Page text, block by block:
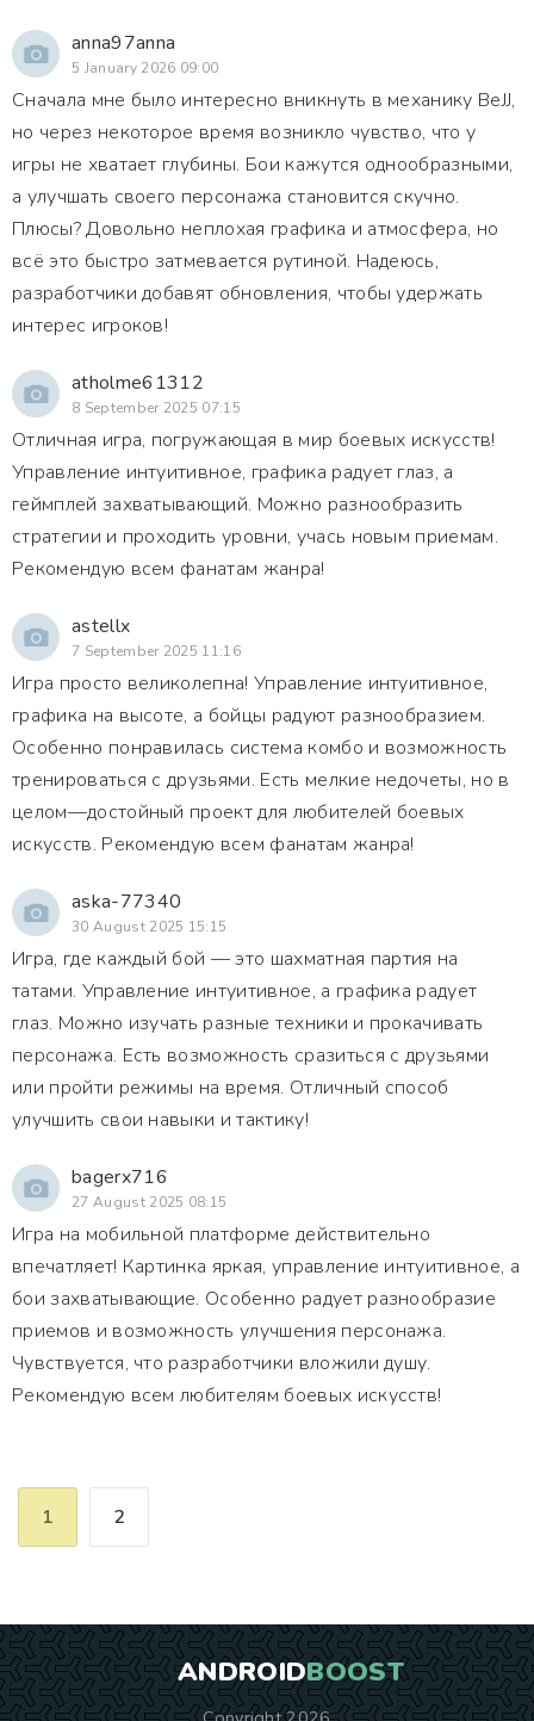
anna97anna
5 January 2026 09:00
Сначала мне было интересно вникнуть в механику BeJJ,
но через некоторое время возникло чувство, что у
игры не хватает глубины. Бои кажутся однообразными,
а улучшать своего персонажа становится скучно.
Плюсы? Довольно неплохая графика и атмосфера, но
всё это быстро затмевается рутиной. Надеюсь,
разработчики добавят обновления, чтобы удержать
интерес игроков!
atholme61312
8 September 2025 07:15
Отличная игра, погружающая в мир боевых искусств!
Управление интуитивное, графика радует глаз, а
геймплей захватывающий. Можно разнообразить
стратегии и проходить уровни, учась новым приемам.
Рекомендую всем фанатам жанра!
astellx
7 September 2025 11:16
Игра просто великолепна! Управление интуитивное,
графика на высоте, а бойцы радуют разнообразием.
Особенно понравилась система комбо и возможность
тренироваться с друзьями. Есть мелкие недочеты, но в
целом—достойный проект для любителей боевых
искусств. Рекомендую всем фанатам жанра!
aska-77340
30 August 2025 15:15
Игра, где каждый бой — это шахматная партия на
татами. Управление интуитивное, а графика радует
глаз. Можно изучать разные техники и прокачивать
персонажа. Есть возможность сразиться с друзьями
или пройти режимы на время. Отличный способ
улучшить свои навыки и тактику!
bagerx716
27 August 2025 08:15
Игра на мобильной платформе действительно
впечатляет! Картинка яркая, управление интуитивное, а
бои захватывающие. Особенно радует разнообразие
приемов и возможность улучшения персонажа.
Чувствуется, что разработчики вложили душу.
Рекомендую всем любителям боевых искусств!
1 2
ANDROIDBOOST